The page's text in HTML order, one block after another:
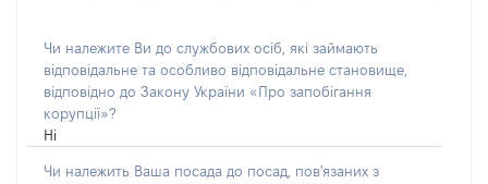
Чи належите Ви до службових осіб, які займають
відповідальне та особливо відповідальне становище,
відповідно до Закону України «Про запобігання
корупції»?
Ні
Чи належить Ваша посада до посад, пов'язаних з